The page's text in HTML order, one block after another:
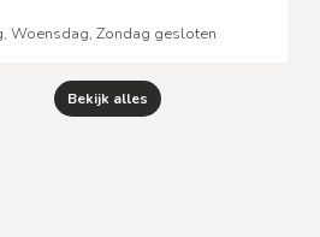
Woensdag, Zondag gesloten
Bekijk alles